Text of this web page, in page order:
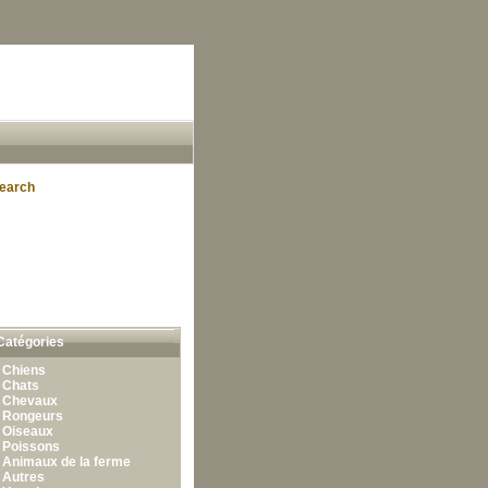
Chiens
Chats
Chevaux
Rongeurs
Oiseaux
Poissons
Animaux de la ferme
Autres